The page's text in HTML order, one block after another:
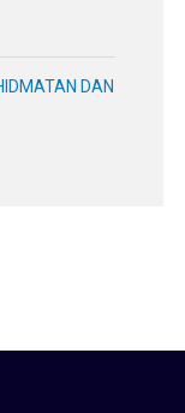
DAN